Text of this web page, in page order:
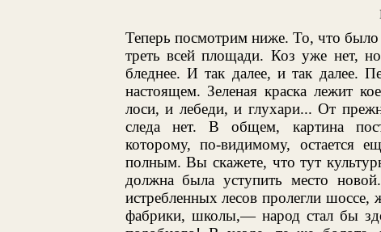
Теперь посмотрим ниже. То, что было
треть всей площади. Коз уже нет,
бледнее. И так далее, и так далее.
настоящем. Зеленая краска лежит
лоси, и лебеди, и глухари... От
следа нет. В общем, картина
которому, по-видимому, остается
полным. Вы скажете, что тут
должна была уступить место
истребленных лесов пролегли
фабрики, школы,— народ стал бы